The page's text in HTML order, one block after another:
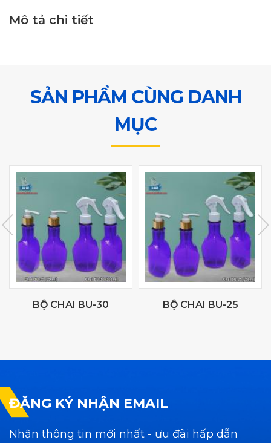
Mô tả chi tiết
SẢN PHẨM CÙNG DANH
MỤC
BỘ CHAI BU-30 BỘ CHAI BU-25
ĐĂNG KÝ NHẬN EMAIL
Nhận thông tin mới nhất - ưu đãi hấp dẫn